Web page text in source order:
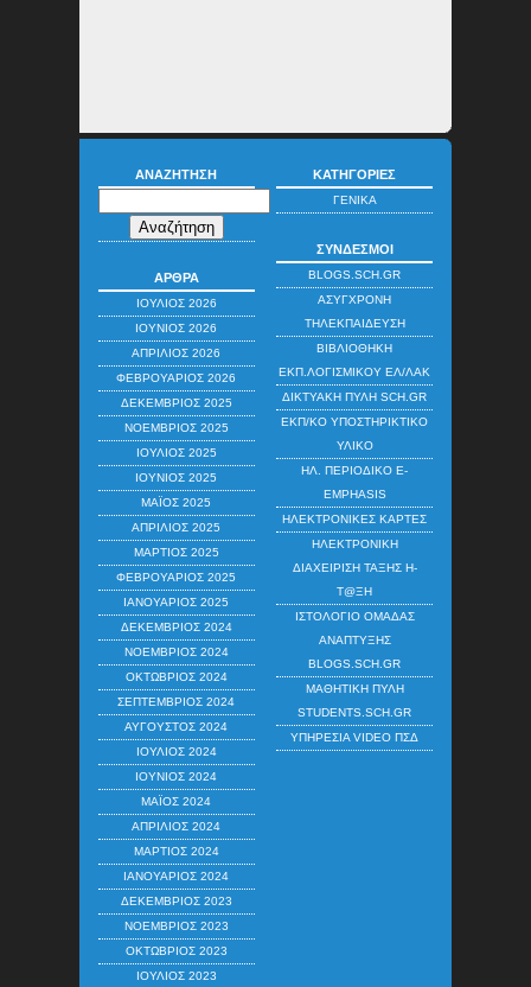
ΑΝΑΖΉΤΗΣΗ
ΆΡΘΡΑ
ΙΟΎΛΙΟΣ 2026
ΙΟΎΝΙΟΣ 2026
ΑΠΡΊΛΙΟΣ 2026
ΦΕΒΡΟΥΆΡΙΟΣ 2026
ΔΕΚΈΜΒΡΙΟΣ 2025
ΝΟΈΜΒΡΙΟΣ 2025
ΙΟΎΛΙΟΣ 2025
ΙΟΎΝΙΟΣ 2025
ΜΆΙΟΣ 2025
ΑΠΡΊΛΙΟΣ 2025
ΜΆΡΤΙΟΣ 2025
ΦΕΒΡΟΥΆΡΙΟΣ 2025
ΙΑΝΟΥΆΡΙΟΣ 2025
ΔΕΚΈΜΒΡΙΟΣ 2024
ΝΟΈΜΒΡΙΟΣ 2024
ΟΚΤΏΒΡΙΟΣ 2024
ΣΕΠΤΈΜΒΡΙΟΣ 2024
ΑΎΓΟΥΣΤΟΣ 2024
ΙΟΎΛΙΟΣ 2024
ΙΟΎΝΙΟΣ 2024
ΜΆΙΟΣ 2024
ΑΠΡΊΛΙΟΣ 2024
ΜΆΡΤΙΟΣ 2024
ΙΑΝΟΥΆΡΙΟΣ 2024
ΔΕΚΈΜΒΡΙΟΣ 2023
ΝΟΈΜΒΡΙΟΣ 2023
ΟΚΤΏΒΡΙΟΣ 2023
ΙΟΎΛΙΟΣ 2023
ΚΑΤΗΓΟΡΊΕΣ
ΓΕΝΙΚΆ
ΣΎΝΔΕΣΜΟΙ
BLOGS.SCH.GR
ΑΣΎΓΧΡΟΝΗ
ΤΗΛΕΚΠΑΊΔΕΥΣΗ
ΒΙΒΛΙΟΘΉΚΗ
ΕΚΠ.ΛΟΓΙΣΜΙΚΟΎ ΕΛ/ΛΑΚ
ΔΙΚΤΥΑΚΉ ΠΎΛΗ SCH.GR
ΕΚΠ/ΚΌ ΥΠΟΣΤΗΡΙΚΤΙΚΌ
ΥΛΙΚΌ
ΗΛ. ΠΕΡΙΟΔΙΚΌ E-
EMPHASIS
ΗΛΕΚΤΡΟΝΙΚΈΣ ΚΆΡΤΕΣ
ΗΛΕΚΤΡΟΝΙΚΉ
ΔΙΑΧΕΊΡΙΣΗ ΤΆΞΗΣ Η-
Τ@ΞΗ
ΙΣΤΟΛΌΓΙΟ ΟΜΆΔΑΣ
ΑΝΆΠΤΥΞΗΣ
BLOGS.SCH.GR
ΜΑΘΗΤΙΚΉ ΠΎΛΗ
STUDENTS.SCH.GR
ΥΠΗΡΕΣΊΑ VIDEO ΠΣΔ